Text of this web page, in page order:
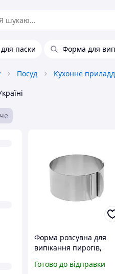
паски Форма для
Посуд Кухонне
Форма розсувна для
випікання пирогів,
14 см
Готово до відправки